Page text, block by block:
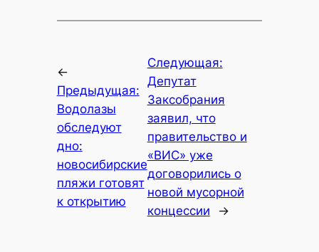
←
Предыдущая:
Водолазы
обследуют
дно:
новосибирские
пляжи готовят
к открытию
Следующая:
Депутат
Заксобрания
заявил, что
правительство и
«ВИС» уже
договорились о
новой мусорной
концессии
→